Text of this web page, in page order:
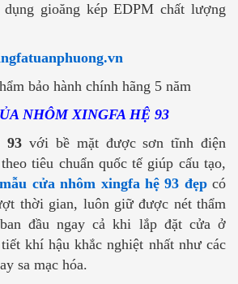
dụng gioăng kép EDPM chất lượng
bảo hành chính hãng 5 năm
NHÔM XINGFA HỆ 93
93 với bề mặt được sơn tĩnh điện
tiêu chuẩn quốc tế giúp cấu tạo,
mẫu cửa nhôm xingfa hệ 93 đẹp có
thời gian, luôn giữ được nét thẩm
đầu ngay cả khi lắp đặt cửa ở
khí hậu khắc nghiệt nhất như các
sa mạc hóa.